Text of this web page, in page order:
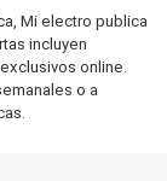
Mi electro publica
incluyen
online.
o a